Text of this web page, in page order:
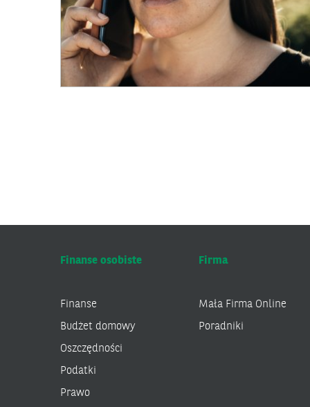
Finanse osobiste
Finanse
Budżet domowy
Oszczędności
Podatki
Prawo
Firma
Mała Firma Online
Poradniki